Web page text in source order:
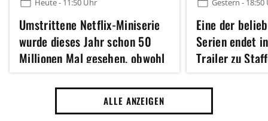
Heute - 11:50 Uhr
Umstrittene Netflix-Miniserie
wurde dieses Jahr schon 50
Millionen Mal gesehen, obwohl
sie zu Hause boykottiert wird
Gestern - 18:50
Eine der
Serien endet
Trailer zu
ein episches
ALLE ANZEIGEN